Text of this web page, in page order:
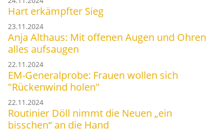
Hart erkämpfter Sieg
23.11.2024
Anja Althaus: Mit offenen Augen und Ohren
alles aufsaugen
22.11.2024
EM-Generalprobe: Frauen wollen sich
"Rückenwind holen"
22.11.2024
Routinier Döll nimmt die Neuen „ein
bisschen“ an die Hand